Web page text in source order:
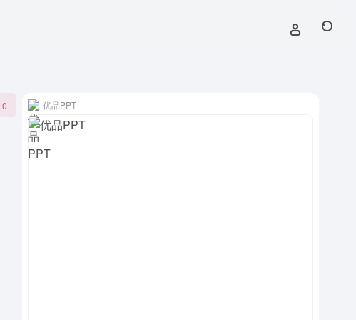
0 优品PPT